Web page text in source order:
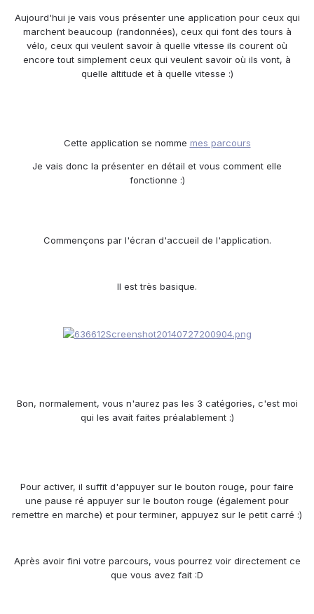
Aujourd'hui je vais vous présenter une application pour ceux qui
marchent beaucoup (randonnées), ceux qui font des tours à
vélo, ceux qui veulent savoir à quelle vitesse ils courent où
encore tout simplement ceux qui veulent savoir où ils vont, à
quelle altitude et à quelle vitesse :)
Cette application se nomme mes parcours
Je vais donc la présenter en détail et vous comment elle
fonctionne :)
Commençons par l'écran d'accueil de l'application.
Il est très basique.
Bon, normalement, vous n'aurez pas les 3 catégories, c'est moi
qui les avait faites préalablement :)
Pour activer, il suffit d'appuyer sur le bouton rouge, pour faire
une pause ré appuyer sur le bouton rouge (également pour
remettre en marche) et pour terminer, appuyez sur le petit carré :)
Après avoir fini votre parcours, vous pourrez voir directement ce
que vous avez fait :D